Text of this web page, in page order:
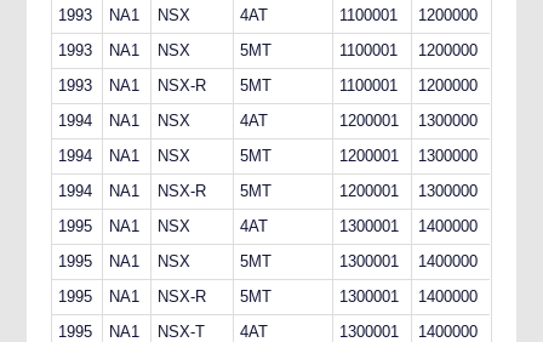
1993
NA1 NSX 4AT 1100001
1200000
1993
NA1 NSX 5MT 1100001
1200000
1993
NA1 NSX-R 5MT 1100001
1200000
1994
NA1 NSX 4AT 1200001
1300000
1994
NA1 NSX 5MT 1200001
1300000
1994
NA1 NSX-R 5MT 1200001
1300000
1995
NA1 NSX 4AT 1300001
1400000
1995
NA1 NSX 5MT 1300001
1400000
1995
NA1 NSX-R 5MT 1300001
1400000
1995
NA1 NSX-T 4AT 1300001
1400000